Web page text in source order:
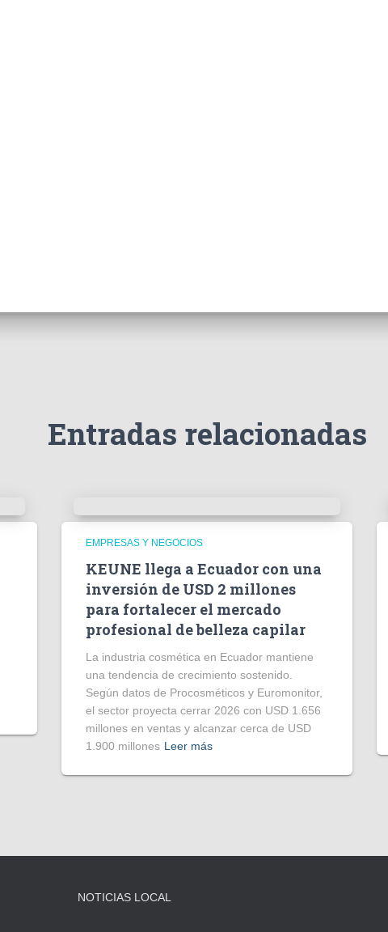
Entradas relacionadas
EMPRESAS Y NEGOCIOS
KEUNE llega a Ecuador con una
inversión de USD 2 millones
para fortalecer el mercado
profesional de belleza capilar
La industria cosmética en Ecuador mantiene
una tendencia de crecimiento sostenido.
Según datos de Procosméticos y Euromonitor,
el sector proyecta cerrar 2026 con USD 1.656
millones en ventas y alcanzar cerca de USD
1.900 millones Leer más
NOTICIAS LOCAL